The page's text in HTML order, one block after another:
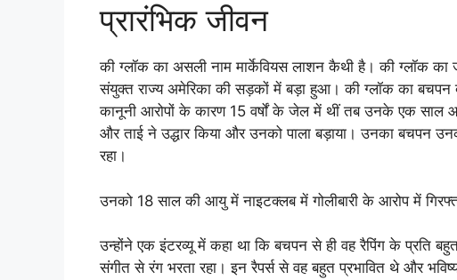
प्रारंभिक जीवन
की ग्लॉक का असली नाम मार्केवियस लाशन कैथी है। की ग्लॉक
संयुक्त राज्य अमेरिका की सड़कों में बड़ा हुआ। की ग्लॉक का बचपन
कानूनी आरोपों के कारण 15 वर्षों के जेल में थीं तब उनके एक साल
और ताई ने उद्धार किया और उनको पाला बड़ाया। उनका बचपन
रहा।
उनको 18 साल की आयु में नाइटक्लब में गोलीबारी के आरोप में
उन्होंने एक इंटरव्यू में कहा था कि बचपन से ही वह रैपिंग के प्रति
संगीत से रंग भरता रहा। इन रैपर्स से वह बहुत प्रभावित थे और